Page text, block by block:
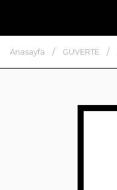
Anasayfa GÜVERTE